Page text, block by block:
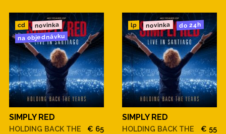
cd novinka
na objednávku
SIMPLY RED
HOLDING BACK THE
€ 65
lp novinka do 24h
SIMPLY RED
HOLDING BACK THE
€ 55